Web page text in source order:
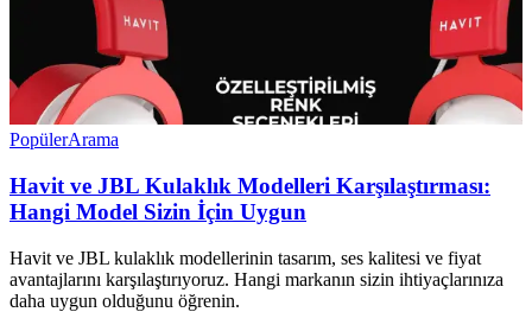
PopülerArama
Havit ve JBL Kulaklık Modelleri Karşılaştırması:
Hangi Model Sizin İçin Uygun
Havit ve JBL kulaklık modellerinin tasarım, ses kalitesi ve fiyat
avantajlarını karşılaştırıyoruz. Hangi markanın sizin ihtiyaçlarınıza
daha uygun olduğunu öğrenin.